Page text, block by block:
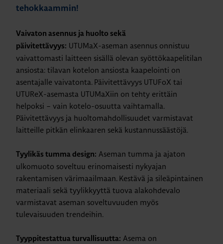
tehokkaammin!
Vaivaton asennus ja huolto sekä
päivitettävyys: UTUMaX-aseman asennus onnistuu
vaivattomasti laitteen sisällä olevan syöttökaapelitilan
ansiosta: tilavan kotelon ansiosta kaapelointi on
asentajalle vaivatonta. Päivitettävyys UTUFoX tai
UTUReX-asemasta UTUMaXiin on tehty erittäin
helpoksi – vain kotelo-osuutta vaihtamalla.
Päivitettävyys ja huoltomahdollisuudet varmistavat
laitteille pitkän elinkaaren sekä kustannussäästöjä.
Tyylikäs tumma design: Aseman tumma ja ajaton
ulkomuoto soveltuu erinomaisesti nykyajan
rakentamisen värimaailmaan. Kestävä ja sileäpintainen
materiaali sekä tyylikkyyttä tuova alakohdevalo
varmistavat aseman soveltuvuuden myös
tulevaisuuden trendeihin.
Tyyppitestattua turvallisuutta: Asema on